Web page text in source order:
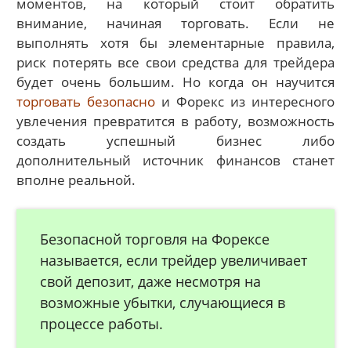
внимание, начиная торговать. Если не
выполнять хотя бы элементарные правила,
риск потерять все свои средства для трейдера
будет очень большим. Но когда он научится
торговать безопасно и Форекс из интересного
увлечения превратится в работу, возможность
создать успешный бизнес либо
дополнительный источник финансов станет
вполне реальной.
Безопасной торговля на Форексе
называется, если трейдер увеличивает
свой депозит, даже несмотря на
возможные убытки, случающиеся в
процессе работы.